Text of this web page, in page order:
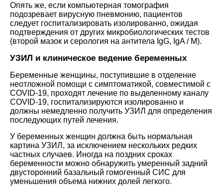
Опять же, если компьютерная томография
подозревает вирусную пневмонию, пациентов
следует госпитализировать изолированно, ожидая
подтверждения от других микробиологических тестов
(второй мазок и серология на антитела IgG, IgA / M).
УЗИЛ и клиническое ведение беременных
Беременные женщины, поступившие в отделение
неотложной помощи с симптоматикой, совместимой с
COVID-19, проходят лечение по выделенному каналу
COVID-19, госпитализируются изолированно и
должны немедленно получить УЗИЛ для определения
последующих путей лечения.
У беременных женщин должна быть нормальная
картина УЗИЛ, за исключением нескольких редких
частных случаев. Иногда на поздних сроках
беременности можно обнаружить умеренный задний
двусторонний базальный гомогенный СИС для
уменьшения объема нижних долей легкого.